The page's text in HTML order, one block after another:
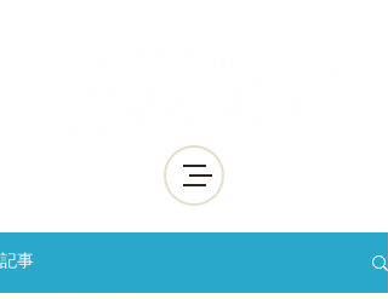
記事